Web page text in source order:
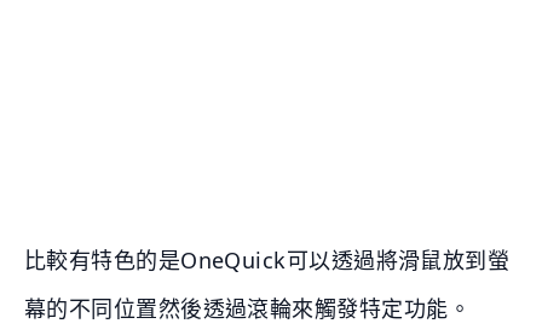
比較有特色的是OneQuick可以透過將滑鼠放到螢
幕的不同位置然後透過滾輪來觸發特定功能。